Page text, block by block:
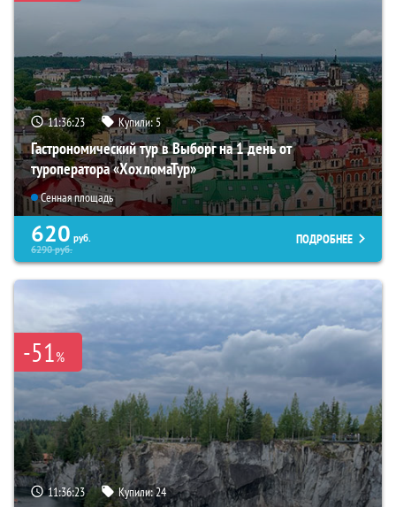
11:36:22 Купили:5
Гастрономический тур в Выборг на 1 день от
туроператора «ХохломаТур»
Сенная площадь
620 руб.
6290руб.
ПОДРОБНЕЕ
-51%
11:36:22 Купили:24